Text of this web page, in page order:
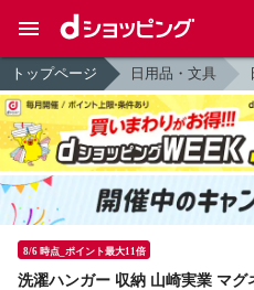
トップページ 日用品・文具
8/6 時点_ポイント最大11倍
洗濯ハンガー 収納 山崎実業 マ